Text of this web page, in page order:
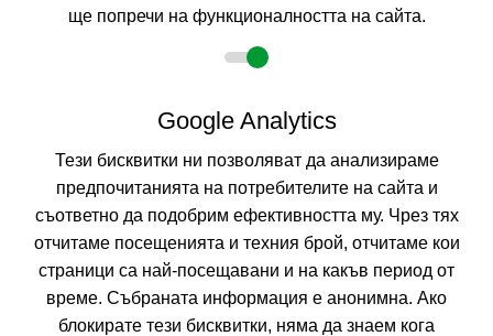
2 възрастни
Описание
ДАЛИС *** Слънчев бряг
Курорт: Слънчев бряг
Местоположение
: Хотел Далис се намира на около 500 метра от
центъра на курорта и на 650 метра от плажа, в непосредствена близост
до централната автогара.
ще попречи на функционалността на сайта.
Google Analytics
Тези бисквитки ни позволяват да анализираме
предпочитанията на потребителите на сайта и
съответно да подобрим ефективността му. Чрез тях
отчитаме посещенията и техния брой, отчитаме кои
страници са най-посещавани и на какъв период от
време. Събраната информация е анонимна. Ако
блокирате тези бисквитки, няма да знаем кога